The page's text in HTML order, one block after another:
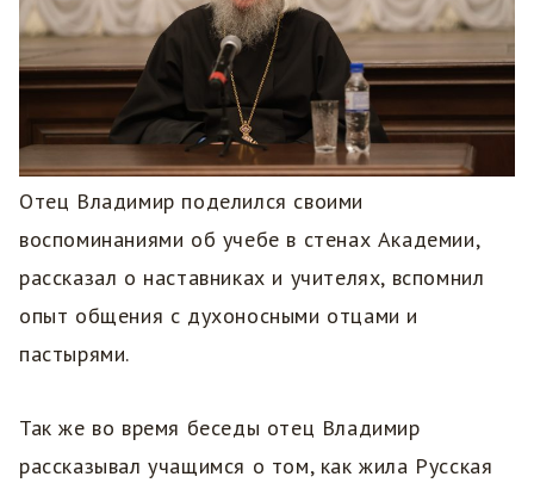
Отец Владимир поделился своими
воспоминаниями об учебе в стенах Академии,
рассказал о наставниках и учителях, вспомнил
опыт общения с духоносными отцами и
пастырями.
Так же во время беседы отец Владимир
рассказывал учащимся о том, как жила Русская